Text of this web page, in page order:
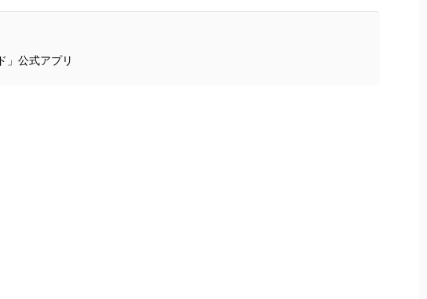
」公式アプリ